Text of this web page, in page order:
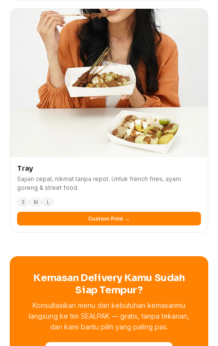
Tray
Sajian cepat, nikmat tanpa repot. Untuk french fries, ayam
goreng & street food.
S M L
Custom Print →
Kemasan Delivery Kamu Sudah
Siap Tempur?
Konsultasikan menu dan kebutuhan kemasanmu
langsung ke tim SEALPAK — gratis, tanpa tekanan,
dan kami bantu pilih yang paling pas.